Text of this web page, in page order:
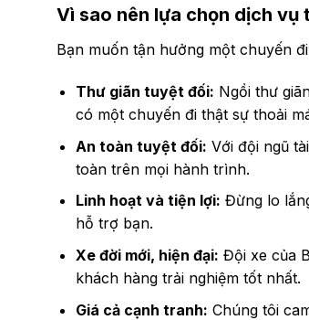
Vì sao nên lựa chọn dịch vụ
Bạn muốn tận hưởng một chuyến
Thư giãn tuyệt đối: Ngồi thư
có một chuyến đi thật sự thoải
An toàn tuyệt đối: Với đội ngũ
toàn trên mọi hành trình.
Linh hoạt và tiện lợi: Đừng lo
hỗ trợ bạn.
Xe đời mới, hiện đại: Đội xe của
khách hàng trải nghiệm tốt nhất.
Giá cả cạnh tranh: Chúng tôi